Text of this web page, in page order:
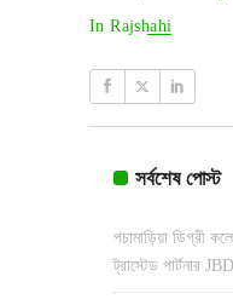
In Rajshahi
সর্বশেষ পোস্ট
পচামাড়িয়া ডিগ্রী
ট্রাস্টেড পার্টনার